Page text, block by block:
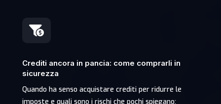

Crediti ancora in pancia: come comprarli in
sicurezza
Quando ha senso acquistare crediti per ridurre le
imposte e quali sono i rischi che pochi spiegano: